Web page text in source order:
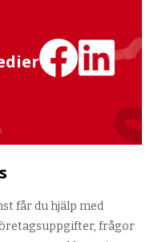
får du hjälp med
frågor